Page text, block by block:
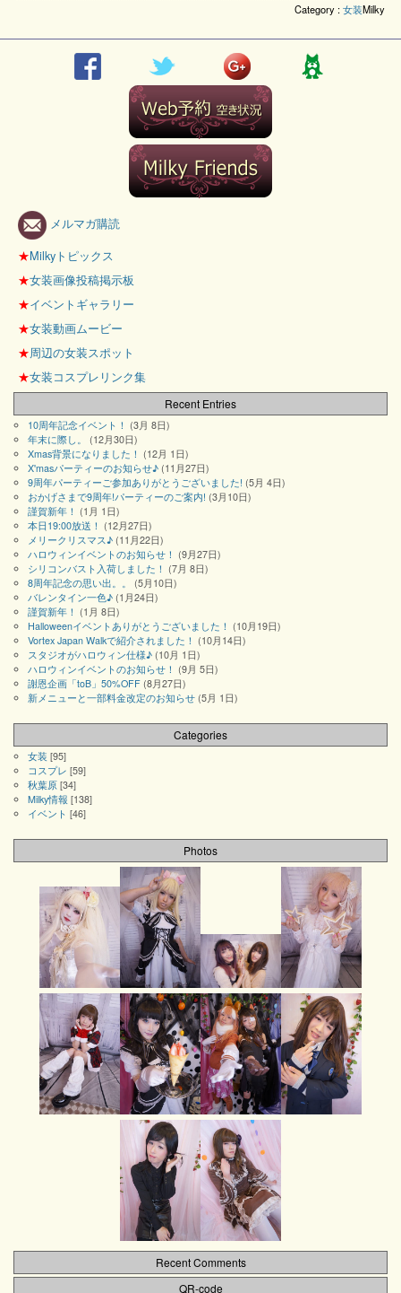
Category :女装Milky
メルマガ購読
★Milkyトピックス
★女装画像投稿掲示板
★イベントギャラリー
★女装動画ムービー
★周辺の女装スポット
★女装コスプレリンク集
Recent Entries
10周年記念イベント！ (3月 8日)
年末に際し。
(12月30日)
Xmas背景になりました！ (12月 1日)
X'masパーティーのお知らせ♪ (11月27日)
9周年パーティーご参加ありがとうございました! (5月 4日)
おかげさまで9周年!パーティーのご案内! (3月10日)
謹賀新年！ (1月 1日)
本日19:00放送！ (12月27日)
メリークリスマス♪ (11月22日)
ハロウィンイベントのお知らせ！ (9月27日)
シリコンバスト入荷しました！ (7月 8日)
8周年記念の思い出。。
(5月10日)
バレンタイン一色♪ (1月24日)
謹賀新年！ (1月 8日)
Halloweenイベントありがとうございました！ (10月19日)
Vortex Japan Walkで紹介されました！ (10月14日)
スタジオがハロウィン仕様♪ (10月 1日)
ハロウィンイベントのお知らせ！ (9月 5日)
謝恩企画「toB」50%OFF (8月27日)
新メニューと一部料金改定のお知らせ (5月 1日)
Categories
女装 [95]
コスプレ [59]
秋葉原 [34]
Milky情報 [138]
イベント [46]
Photos
Recent Comments
QR-code